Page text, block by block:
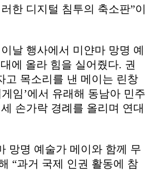
한 디지털 침투의 축소판”이
날 행사에서 미얀마 망명 예
에 올라 힘을 실어줬다. 권
고 목소리를 낸 메이는 린창
임’에서 유래해 동남아 민주
손가락 경례를 올리며 연대
망명 예술가 메이와 함께 무
“과거 국제 인권 활동에 참